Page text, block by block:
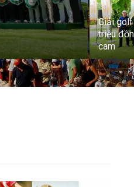
Giải golf
triệu
cam